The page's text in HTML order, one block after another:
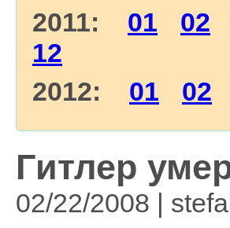
2011: 01 02
12
2012: 01 02
Гитлер
02/22/2008 |